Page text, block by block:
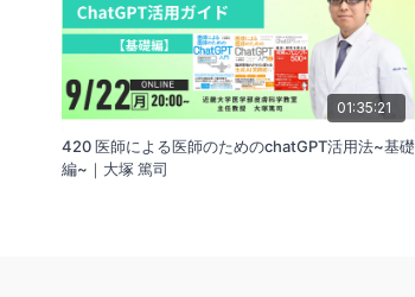
01:35:21
420 医師による医師のためのchatGPT活用法~基礎
編~｜大塚 篤司